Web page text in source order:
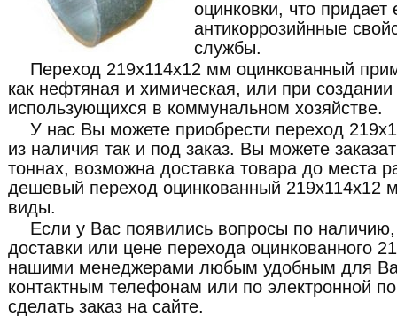
оцинковки, что
антикоррозийнные
службы.
Переход 219x114x12 мм оцинкованный
как нефтяная и химическая, или при
использующихся в коммунальном хозяйстве.
У нас Вы можете приобрести переход
из наличия так и под заказ. Вы можете
тоннах, возможна доставка товара до места
дешевый переход оцинкованный 219x114x12
виды.
Если у Вас появились вопросы по
доставки или цене перехода оцинкованного
нашими менеджерами любым удобным для
контактным телефонам или по электронной
сделать заказ на сайте.